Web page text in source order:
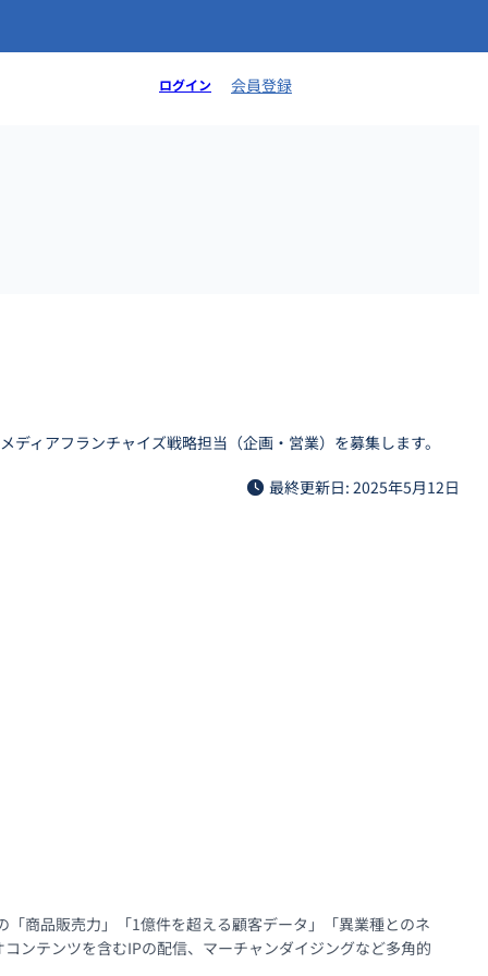
ログイン 会員登録
ィアフランチャイズ戦略担当（企画・営業）を募集します。
最終更新日: 2025年5月12日
商品販売力」「1億件を超える顧客データ」「異業種とのネ
ンテンツを含むIPの配信、マーチャンダイジングなど多角的